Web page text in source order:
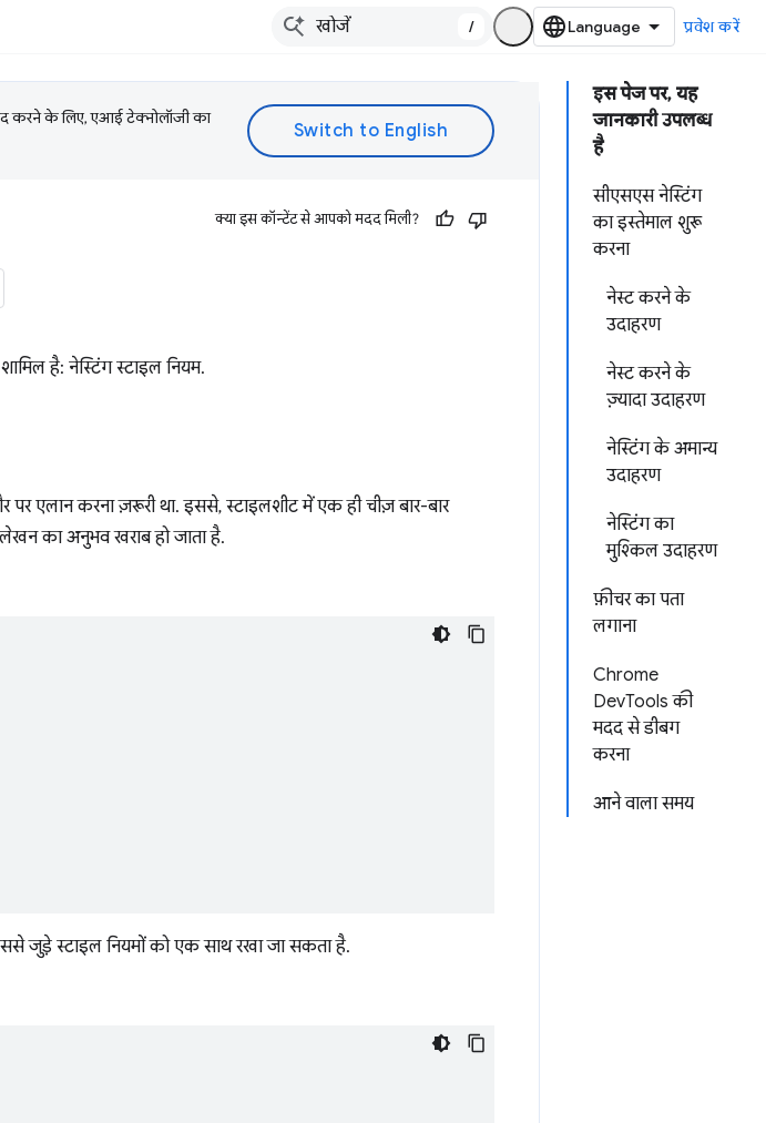
/ प्रवेश करें
इस पेज पर, यह
जानकारी उपलब्ध
है
सीएसएस नेस्टिंग
का इस्तेमाल शुरू
करना
नेस्ट करने के
उदाहरण
नेस्ट करने के
ज़्यादा उदाहरण
नेस्टिंग के अमान्य
उदाहरण
नेस्टिंग का
मुश्किल उदाहरण
फ़ीचर का पता
लगाना
Chrome
DevTools की
मदद से डीबग
करना
आने वाला समय
करने के लिए, एआई टेक्नोलॉजी का
क्या इस कॉन्टेंट से आपको मदद मिली?
है: नेस्टिंग स्टाइल नियम.
एलान करना ज़रूरी था. इससे, स्टाइलशीट में एक ही चीज़ बार-बार
का अनुभव खराब हो जाता है.
जुड़े स्टाइल नियमों को एक साथ रखा जा सकता है.